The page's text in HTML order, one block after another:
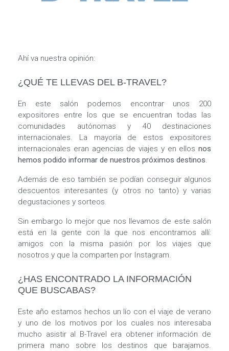
Ahí va nuestra opinión:
¿QUÉ TE LLEVAS DEL B-TRAVEL?
En este salón podemos encontrar unos 200
expositores entre los que se encuentran todas las
comunidades autónomas y 40 destinaciones
internacionales. La mayoría de estos expositores
internacionales eran agencias de viajes y en ellos nos
hemos podido informar de nuestros próximos destinos.
Además de eso también se podían conseguir algunos
descuentos interesantes (y otros no tanto) y varias
degustaciones y sorteos.
Sin embargo lo mejor que nos llevamos de este salón
está en la gente con la que nos encontramos allí:
amigos con la misma pasión por los viajes que
nosotros y que la comparten por Instagram.
¿HAS ENCONTRADO LA INFORMACIÓN
QUE BUSCABAS?
Este año estamos hechos un lío con el viaje de verano
y uno de los motivos por los cuales nos interesaba
mucho asistir al B-Travel era obtener información de
primera mano sobre los destinos que barajamos.